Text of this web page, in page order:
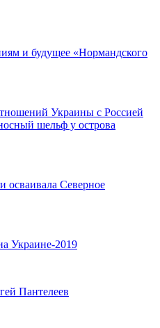
и будущее «Нормандского
Украины с Россией
шельф у острова
осваивала Северное
Украине-2019
Пантелеев